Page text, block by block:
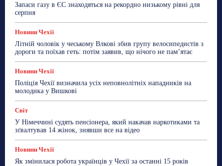
Запаси газу в ЄС знаходяться на рекордно низькому рівні для
серпня
Новини Чехії
Літній чоловік у чеському Влкові збив групу велосипедистів з
дороги та поїхав геть: потім заявив, що нічого не пам’ятає
Новини Чехії
Поліція Чехії визначила усіх неповнолітніх нападників на
молодика у Вишкові
Світ
У Німеччині судять пенсіонера, який накачав наркотиками та
зґвалтував 14 жінок, знявши все на відео
Новини Чехії
Як змінилася робота українців у Чехії за останні 15 років